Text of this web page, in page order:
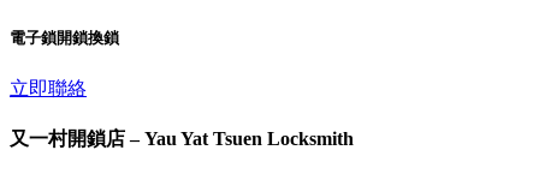
電子鎖開鎖換鎖
立即聯絡
又一村開鎖店 – Yau Yat Tsuen Locksmith